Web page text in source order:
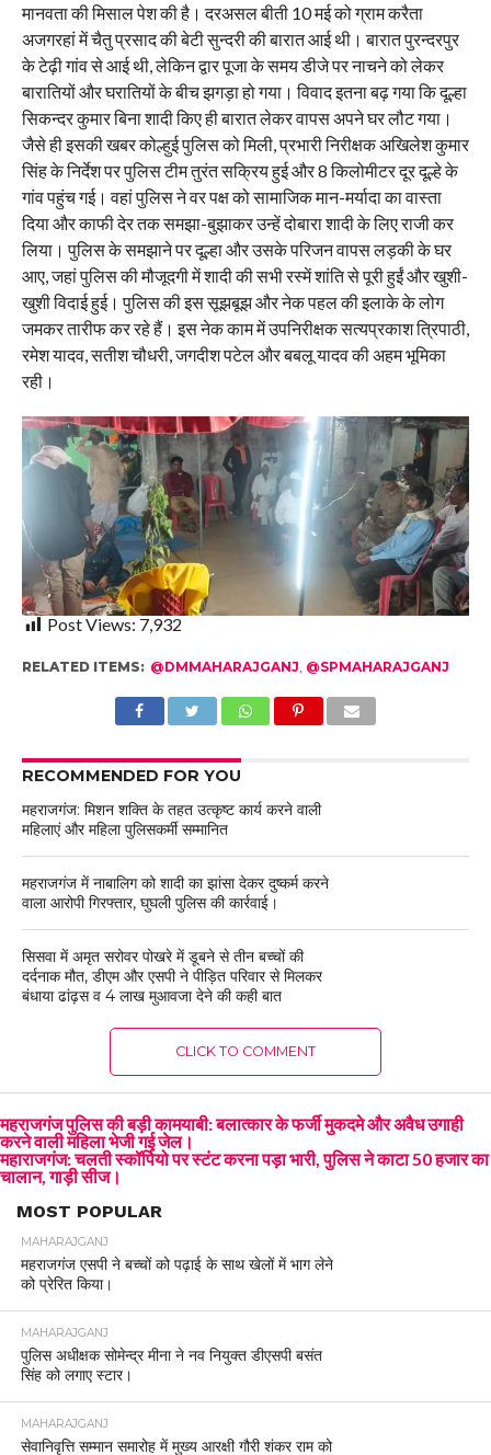
मानवता की मिसाल पेश की है। दरअसल बीती 10 मई को ग्राम करैता
अजगरहां में चैतु प्रसाद की बेटी सुन्दरी की बारात आई थी। बारात पुरन्दरपुर
के टेढ़ी गांव से आई थी, लेकिन द्वार पूजा के समय डीजे पर नाचने को लेकर
बारातियों और घरातियों के बीच झगड़ा हो गया। विवाद इतना बढ़ गया कि दूल्हा
सिकन्दर कुमार बिना शादी किए ही बारात लेकर वापस अपने घर लौट गया।
जैसे ही इसकी खबर कोल्हुई पुलिस को मिली, प्रभारी निरीक्षक अखिलेश कुमार
सिंह के निर्देश पर पुलिस टीम तुरंत सक्रिय हुई और 8 किलोमीटर दूर दूल्हे के
गांव पहुंच गई। वहां पुलिस ने वर पक्ष को सामाजिक मान-मर्यादा का वास्ता
दिया और काफी देर तक समझा-बुझाकर उन्हें दोबारा शादी के लिए राजी कर
लिया। पुलिस के समझाने पर दूल्हा और उसके परिजन वापस लड़की के घर
आए, जहां पुलिस की मौजूदगी में शादी की सभी रस्में शांति से पूरी हुईं और खुशी-
खुशी विदाई हुई। पुलिस की इस सूझबूझ और नेक पहल की इलाके के लोग
जमकर तारीफ कर रहे हैं। इस नेक काम में उपनिरीक्षक सत्यप्रकाश त्रिपाठी,
रमेश यादव, सतीश चौधरी, जगदीश पटेल और बबलू यादव की अहम भूमिका
रही।
Post Views: 7,932
RELATED ITEMS: @DMMAHARAJGANJ, @SPMAHARAJGANJ
RECOMMENDED FOR YOU
महराजगंज: मिशन शक्ति के तहत उत्कृष्ट कार्य करने वाली
महिलाएं और महिला पुलिसकर्मी सम्मानित
महराजगंज में नाबालिग को शादी का झांसा देकर दुष्कर्म करने
वाला आरोपी गिरफ्तार, घुघली पुलिस की कार्रवाई।
सिसवा में अमृत सरोवर पोखरे में डूबने से तीन बच्चों की
दर्दनाक मौत, डीएम और एसपी ने पीड़ित परिवार से मिलकर
बंधाया ढांढ़स व 4 लाख मुआवजा देने की कही बात
CLICK TO COMMENT
महराजगंज पुलिस की बड़ी कामयाबी: बलात्कार के फर्जी मुकदमे और अवैध उगाही
करने वाली महिला भेजी गई जेल।
महाराजगंज: चलती स्कॉर्पियो पर स्टंट करना पड़ा भारी, पुलिस ने काटा 50 हजार का
चालान, गाड़ी सीज।
MOST POPULAR
MAHARAJGANJ
महराजगंज एसपी ने बच्चों को पढ़ाई के साथ खेलों में भाग लेने
को प्रेरित किया।
MAHARAJGANJ
पुलिस अधीक्षक सोमेन्द्र मीना ने नव नियुक्त डीएसपी बसंत
सिंह को लगाए स्टार।
MAHARAJGANJ
सेवानिवृत्ति सम्मान समारोह में मुख्य आरक्षी गौरी शंकर राम को